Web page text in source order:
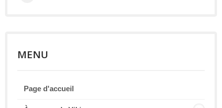
MENU
Page d'accueil